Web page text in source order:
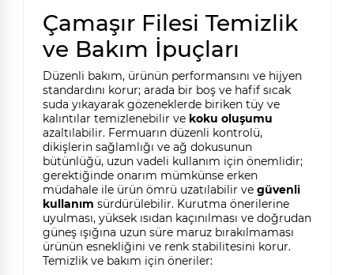
Çamaşır Filesi Temizlik
ve Bakım İpuçları
Düzenli bakım, ürünün performansını ve hijyen
standardını korur; arada bir boş ve hafif sıcak
suda yıkayarak gözeneklerde biriken tüy ve
kalıntılar temizlenebilir ve koku oluşumu
azaltılabilir. Fermuarın düzenli kontrolü,
dikişlerin sağlamlığı ve ağ dokusunun
bütünlüğü, uzun vadeli kullanım için önemlidir;
gerektiğinde onarım mümkünse erken
müdahale ile ürün ömrü uzatılabilir ve güvenli
kullanım sürdürülebilir. Kurutma önerilerine
uyulması, yüksek ısıdan kaçınılması ve doğrudan
güneş ışığına uzun süre maruz bırakılmaması
ürünün esnekliğini ve renk stabilitesini korur.
Temizlik ve bakım için öneriler: